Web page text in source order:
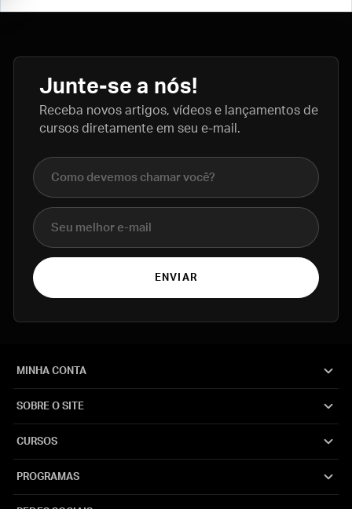
Junte-se a nós!
Receba novos artigos, vídeos e lançamentos de
cursos diretamente em seu e-mail.
Nome completo
E-mail
ENVIAR
MINHA CONTA
SOBRE O SITE
CURSOS
PROGRAMAS